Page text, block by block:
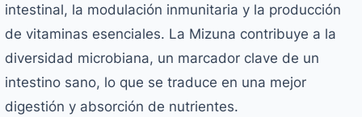
intestinal, la modulación inmunitaria y la producción
de vitaminas esenciales. La Mizuna contribuye a la
diversidad microbiana, un marcador clave de un
intestino sano, lo que se traduce en una mejor
digestión y absorción de nutrientes.